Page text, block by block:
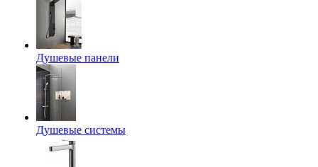
Душевые панели
Душевые системы